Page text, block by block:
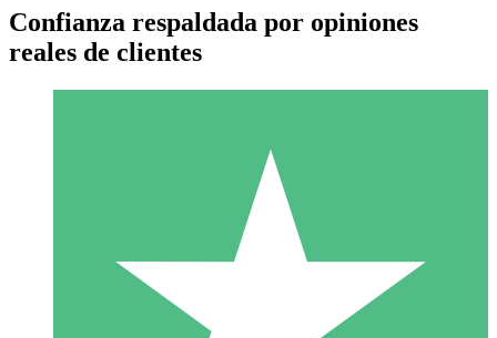
Paquetes de Créditos Individuales
Paga según el uso con créditos de descarga. Sin compromiso
Confianza respaldada por opiniones
reales de clientes